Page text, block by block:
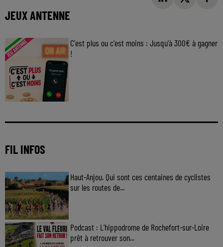
JEUX ANTENNE
C'est plus ou c'est moins : Jusqu'à 300€ à gagner
!
FIL INFOS
Haut-Anjou. Qui sont ces centaines de cyclistes
sur les routes de...
Podcast : L’hippodrome de Rochefort-sur-Loire
prêt à retrouver son...